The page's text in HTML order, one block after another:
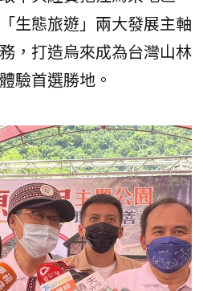
生態旅遊」兩大發展主軸
，打造烏來成為台灣山林
驗首選勝地。